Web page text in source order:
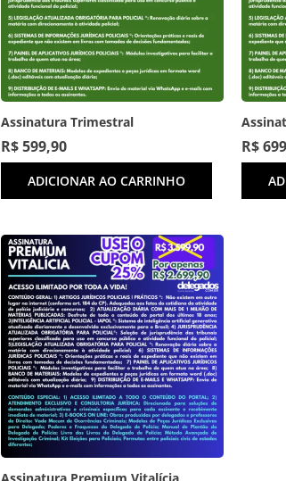
Assinatura Trimestral
R$599,90
ADICIONAR AO CARRINHO
R$
Assinatura Premium Vitalícia